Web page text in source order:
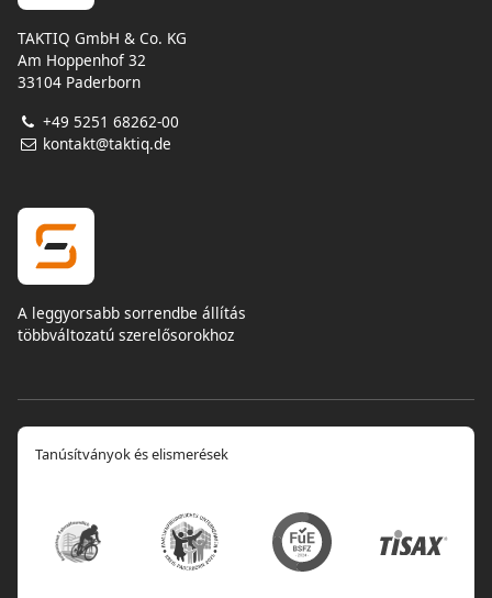
TAKTIQ GmbH & Co. KG
Am Hoppenhof 32
33104 Paderborn
+49 5251 68262-00
kontakt@taktiq.de
A leggyorsabb sorrendbe állítás
többváltozatú szerelősorokhoz
Tanúsítványok és elismerések